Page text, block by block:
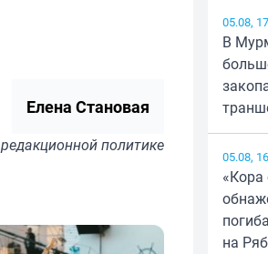
Елена Становая
редакционной политике
05.08,
В
05.08,
«Кора
на